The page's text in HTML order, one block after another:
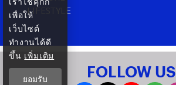
LIFESTYLE
FOLLOW US
เพื่อให้
เว็บไซต์
ทำงานได้ดี
ขึ้น เพิ่มเติม
ยอมรับ